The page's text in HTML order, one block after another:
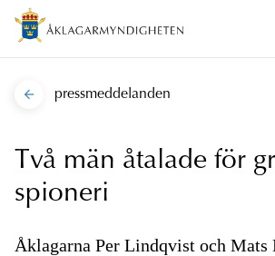
pressmeddelanden
Två män åtalade för
spioneri
Åklagarna Per Lindqvist och